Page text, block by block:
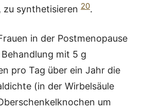
zu synthetisieren 20.
in der Postmenopause
mit 5 g
pro Tag über ein Jahr die
(in der Wirbelsäule
um